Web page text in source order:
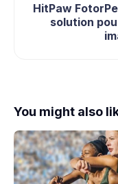
HitPaw
solution
You might also